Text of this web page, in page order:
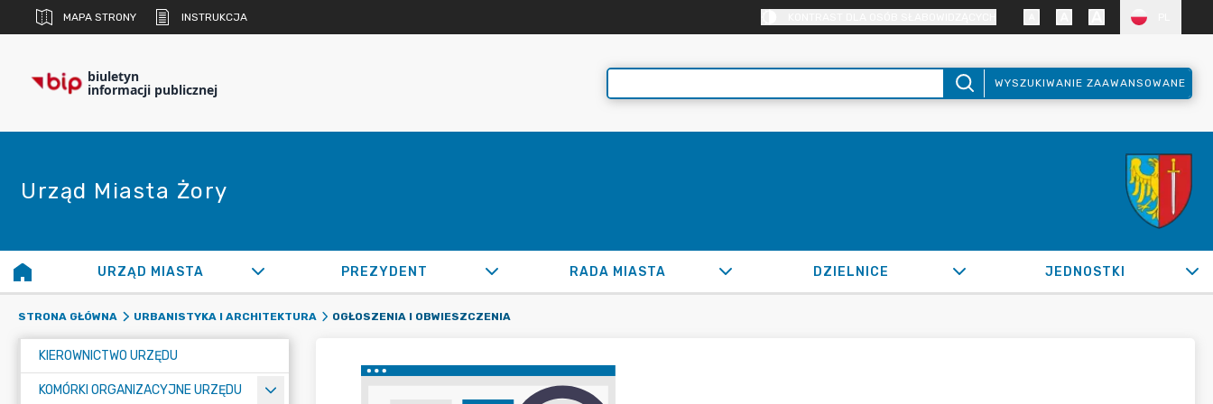
MAPA STRONY INSTRUKCJA
biuletyn
informacji publicznej WYSZUKIWANIE ZAAWANSOWANE
Urząd Miasta Żory
URZĄD MIASTA PREZYDENT RADA MIASTA DZIELNICE JEDNOSTKI
STRONA GŁÓWNA URBANISTYKA I ARCHITEKTURA OGŁOSZENIA I OBWIESZCZENIA
KIEROWNICTWO URZĘDU
KOMÓRKI ORGANIZACYJNE URZĘDU